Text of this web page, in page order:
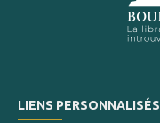
LIENS PERSONNALISÉS